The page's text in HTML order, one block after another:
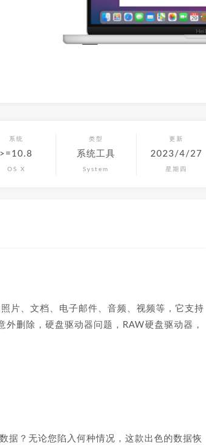
系统
>=10.8
OS X
类型
系统工具
System
更新
2023/4/27
星期四
片、文档、电子邮件、音频、视频等，它支持
删除，硬盘驱动器问题，RAW硬盘驱动器，
据？无论您陷入何种情况，这款出色的数据恢